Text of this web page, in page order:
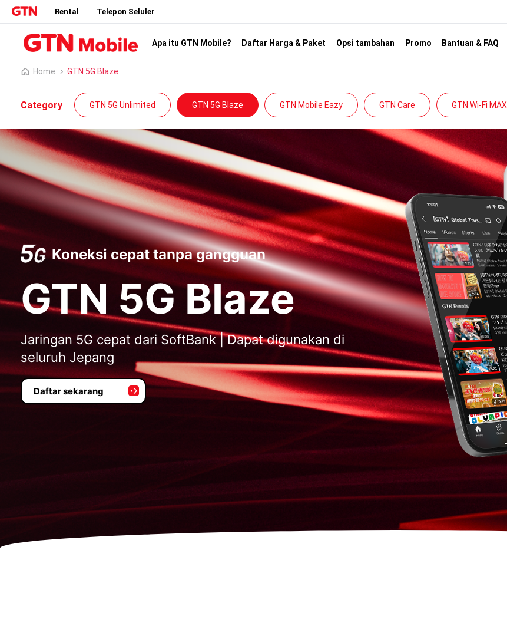
Rental Telepon Seluler
Apa itu GTN Mobile? Daftar Harga & Paket Opsi tambahan Promo Bantuan & FAQ
Home GTN 5G Blaze
Category GTN 5G Unlimited GTN 5G Blaze GTN Mobile Eazy GTN Care GTN Wi-Fi MAX
Koneksi cepat tanpa gangguan
GTN 5G Blaze
Jaringan 5G cepat dari SoftBank | Dapat digunakan di
seluruh Jepang
Daftar sekarang